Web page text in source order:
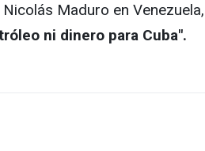
Maduro en Venezuela,
ni dinero para Cuba".